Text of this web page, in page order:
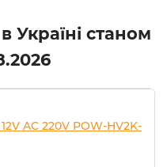
Україні станом
AC 220V POW-HV2K-